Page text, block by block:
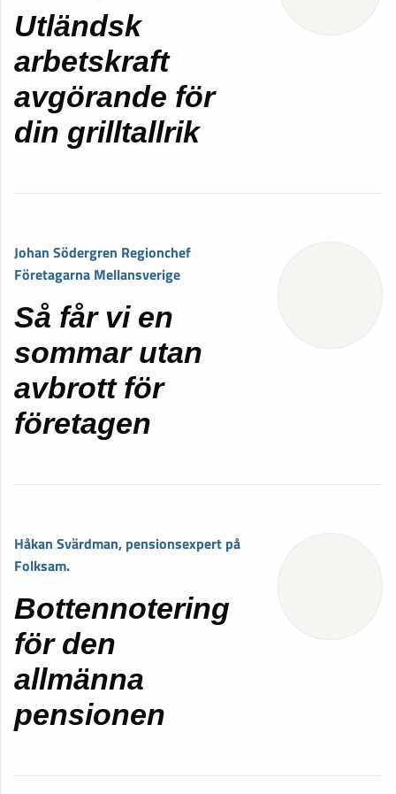
Utländsk
arbetskraft
avgörande för
din grilltallrik
Johan Södergren Regionchef
Företagarna Mellansverige
Så får vi en
sommar utan
avbrott för
företagen
Håkan Svärdman, pensionsexpert på
Folksam.
Bottennotering
för den
allmänna
pensionen